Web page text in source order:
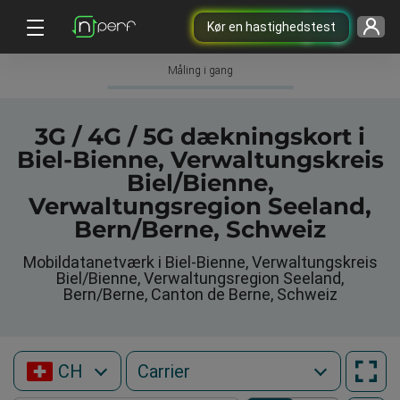
Kør en hastighedstest
Måling i gang
3G / 4G / 5G dækningskort i
Biel-Bienne, Verwaltungskreis
Biel/Bienne,
Verwaltungsregion Seeland,
Bern/Berne, Schweiz
Mobildatanetværk i Biel-Bienne, Verwaltungskreis
Biel/Bienne, Verwaltungsregion Seeland,
Bern/Berne, Canton de Berne, Schweiz
CH